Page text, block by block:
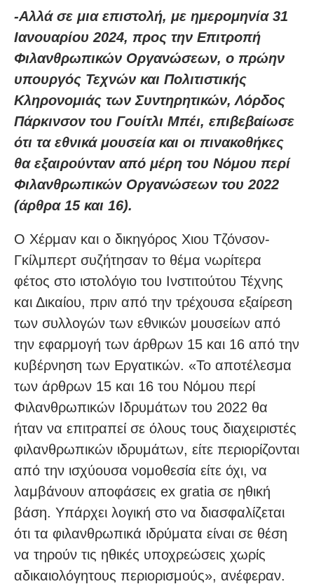
-Αλλά σε μια επιστολή, με ημερομηνία 31
Ιανουαρίου 2024, προς την Επιτροπή
Φιλανθρωπικών Οργανώσεων, ο πρώην
υπουργός Τεχνών και Πολιτιστικής
Κληρονομιάς των Συντηρητικών, Λόρδος
Πάρκινσον του Γουίτλι Μπέι, επιβεβαίωσε
ότι τα εθνικά μουσεία και οι πινακοθήκες
θα εξαιρούνταν από μέρη του Νόμου περί
Φιλανθρωπικών Οργανώσεων του 2022
(άρθρα 15 και 16).
Ο Χέρμαν και ο δικηγόρος Χιου Τζόνσον-
Γκίλμπερτ συζήτησαν το θέμα νωρίτερα
φέτος στο ιστολόγιο του Ινστιτούτου Τέχνης
και Δικαίου, πριν από την τρέχουσα εξαίρεση
των συλλογών των εθνικών μουσείων από
την εφαρμογή των άρθρων 15 και 16 από την
κυβέρνηση των Εργατικών. «Το αποτέλεσμα
των άρθρων 15 και 16 του Νόμου περί
Φιλανθρωπικών Ιδρυμάτων του 2022 θα
ήταν να επιτραπεί σε όλους τους διαχειριστές
φιλανθρωπικών ιδρυμάτων, είτε περιορίζονται
από την ισχύουσα νομοθεσία είτε όχι, να
λαμβάνουν αποφάσεις ex gratia σε ηθική
βάση. Υπάρχει λογική στο να διασφαλίζεται
ότι τα φιλανθρωπικά ιδρύματα είναι σε θέση
να τηρούν τις ηθικές υποχρεώσεις χωρίς
αδικαιολόγητους περιορισμούς», ανέφεραν.